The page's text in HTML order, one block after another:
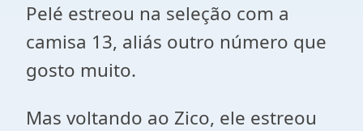
Pelé estreou na seleção com a
camisa 13, aliás outro número que
gosto muito.
Mas voltando ao Zico, ele estreou